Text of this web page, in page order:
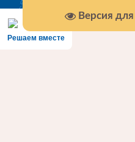
Версия
Решаем вместе